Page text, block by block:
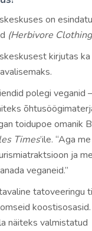
on
(Herbivore
kirjutas ka
polegi veganid
toidupoe omanik
Times’ile. “Aga me
ja
veganeid.”
tatoveeringu
koostisosasid.
näiteks valmistatud